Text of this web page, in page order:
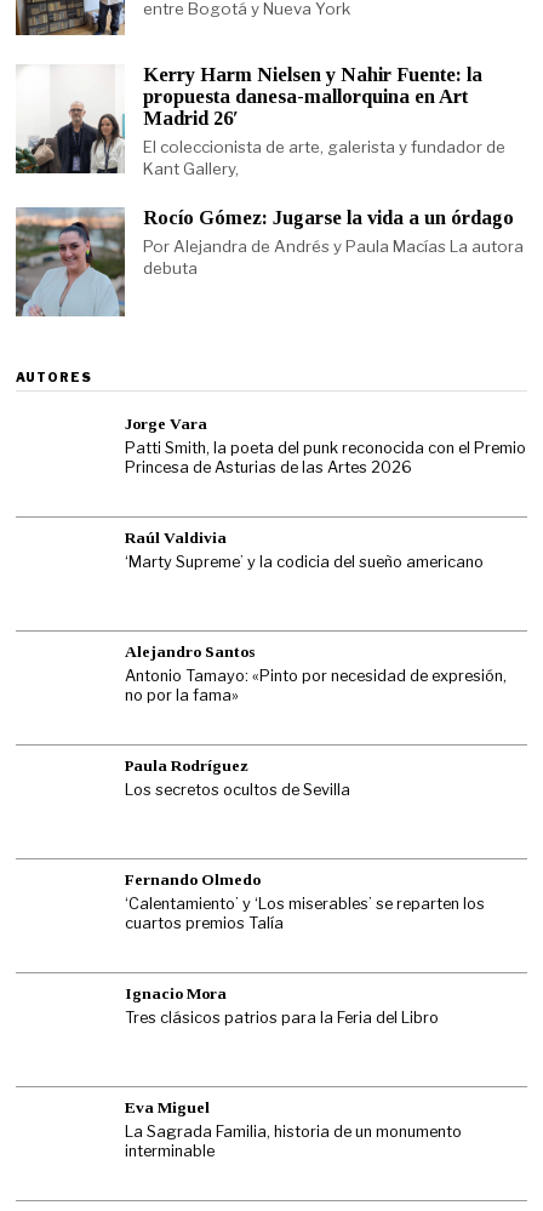
entre Bogotá y Nueva York
Kerry Harm Nielsen y Nahir Fuente: la
propuesta danesa-mallorquina en Art
Madrid 26′
El coleccionista de arte, galerista y fundador de
Kant Gallery,
Rocío Gómez: Jugarse la vida a un órdago
Por Alejandra de Andrés y Paula Macías La autora
debuta
AUTORES
Jorge Vara
Patti Smith, la poeta del punk reconocida con el Premio
Princesa de Asturias de las Artes 2026
Raúl Valdivia
‘Marty Supreme’ y la codicia del sueño americano
Alejandro Santos
Antonio Tamayo: «Pinto por necesidad de expresión,
no por la fama»
Paula Rodríguez
Los secretos ocultos de Sevilla
Fernando Olmedo
‘Calentamiento’ y ‘Los miserables’ se reparten los
cuartos premios Talía
Ignacio Mora
Tres clásicos patrios para la Feria del Libro
Eva Miguel
La Sagrada Familia, historia de un monumento
interminable